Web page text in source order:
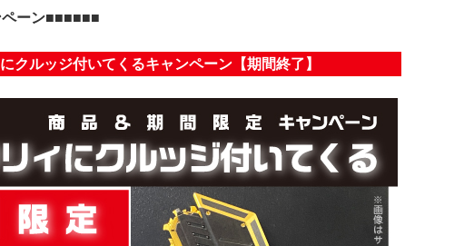
ーン■■■■■■
クルッジ付いてくるキャンペーン【期間終了】